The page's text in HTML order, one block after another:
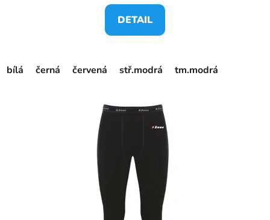
DETAIL
bílá černá červená stř.modrá tm.modrá